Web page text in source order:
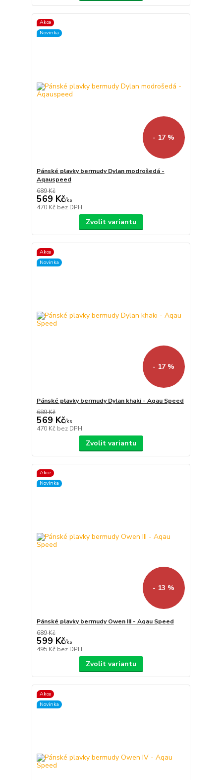
Akce
Novinka
- 17 %
Pánské plavky bermudy Dylan modrošedá -
Aqauspeed
689 Kč
569 Kč/ks
470 Kč bez DPH
Zvolit variantu
Akce
Novinka
- 17 %
Pánské plavky bermudy Dylan khaki - Aqau Speed
689 Kč
569 Kč/ks
470 Kč bez DPH
Zvolit variantu
Akce
Novinka
- 13 %
Pánské plavky bermudy Owen III - Aqau Speed
689 Kč
599 Kč/ks
495 Kč bez DPH
Zvolit variantu
Akce
Novinka